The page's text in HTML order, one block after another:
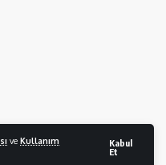
ve Kullanım
Kabul
Et
|